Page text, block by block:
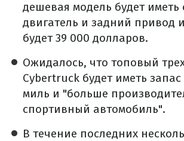
дешевая модель будет иметь
двигатель и задний привод
будет 39 000 долларов.
Ожидалось, что топовый
Cybertruck будет иметь запас
миль и "больше
спортивный автомобиль".
В течение последних